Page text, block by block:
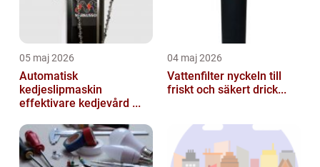
05 maj 2026
Automatisk
kedjeslipmaskin
effektivare kedjevård ...
04 maj 2026
Vattenfilter nyckeln till
friskt och säkert drick...